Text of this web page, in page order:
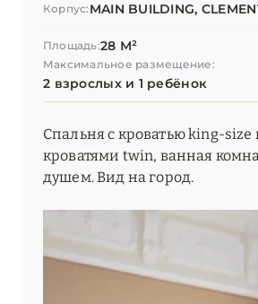
Корпус: MAIN BUILDING,
Площадь:28 М²
Максимальное размещение:
2 взрослых и 1 ребёнок
Спальня с кроватью king-size
кроватями twin, ванная
душем. Вид на город.